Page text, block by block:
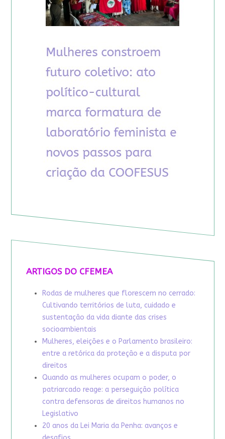
ARTIGOS DO CFEMEA
Rodas de mulheres que florescem no cerrado:
Cultivando territórios de luta, cuidado e
sustentação da vida diante das crises
socioambientais
Mulheres, eleições e o Parlamento brasileiro:
entre a retórica da proteção e a disputa por
direitos
Quando as mulheres ocupam o poder, o
patriarcado reage: a perseguição política
contra defensoras de direitos humanos no
Legislativo
20 anos da Lei Maria da Penha: avanços e